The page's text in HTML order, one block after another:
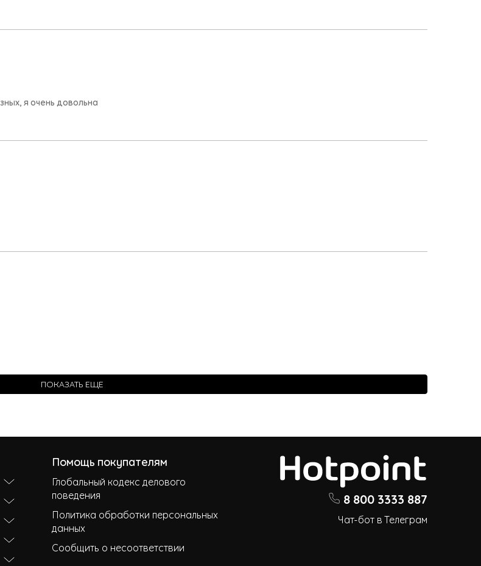
я очень довольна
ПОКАЗАТЬ ЕЩЕ
Помощь покупателям
Глобальный кодекс делового
поведения
Политика обработки персональных
данных
Сообщить о несоответствии
8 800 3333 887
Чат-бот в Телеграм